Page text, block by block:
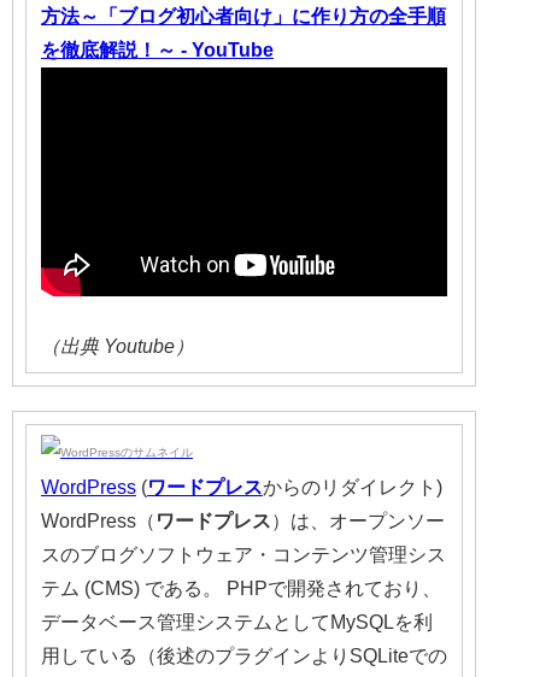
方法～「ブログ初心者向け」に作り方の全手順
を徹底解説！～ - YouTube
（出典 Youtube）
WordPress (ワードプレスからのリダイレクト)
WordPress（ ワードプレス ）は、オープンソー
スのブログソフトウェア・コンテンツ管理シス
テム (CMS) である。 PHPで開発されており、
データベース管理システムとしてMySQLを利
用している（後述のプラグインよりSQLiteでの